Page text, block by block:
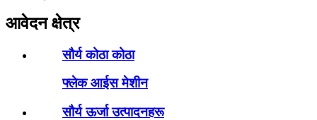
आवेदन क्षेत्र
सौर्य कोठा कोठा
फ्लेक आईस मेशीन
सौर्य ऊर्जा उत्पादनहरू